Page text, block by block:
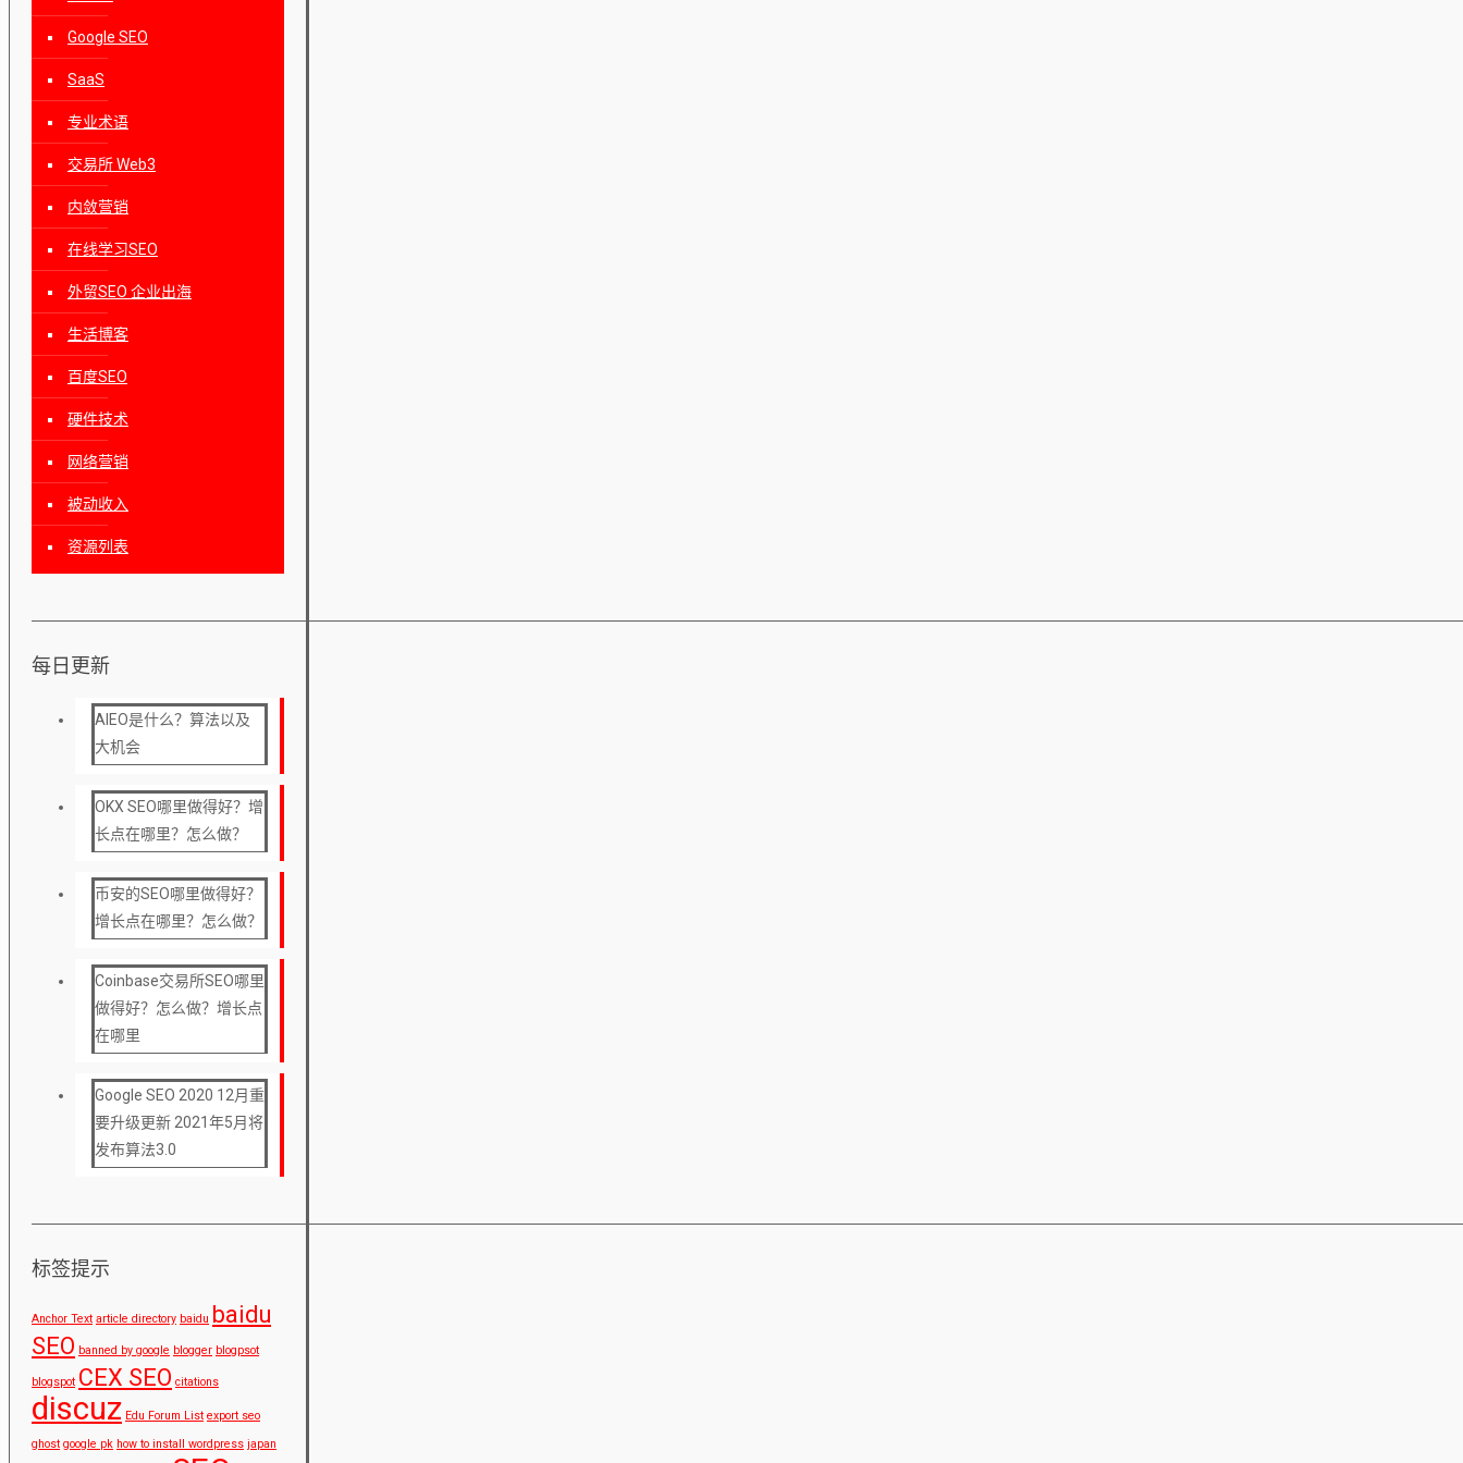
Google SEO
SaaS
专业术语
交易所 Web3
内敛营销
在线学习SEO
外贸SEO 企业出海
生活博客
百度SEO
硬件技术
网络营销
被动收入
资源列表
每日更新
AIEO是什么？算法以及
大机会
OKX SEO哪里做得好？增
长点在哪里？怎么做？
币安的SEO哪里做得好？
增长点在哪里？怎么做？
Coinbase交易所SEO哪里
做得好？怎么做？增长点
在哪里
Google SEO 2020 12月重
要升级更新 2021年5月将
发布算法3.0
标签提示
Anchor Text article directory baidu baidu
SEO banned by google blogger blogpsot
blogspot CEX SEO citations
discuz Edu Forum List export seo
ghost google pk how to install wordpress japan